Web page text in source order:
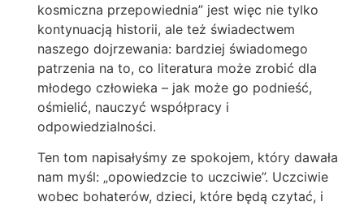
kosmiczna przepowiednia” jest więc nie tylko
kontynuacją historii, ale też świadectwem
naszego dojrzewania: bardziej świadomego
patrzenia na to, co literatura może zrobić dla
młodego człowieka – jak może go podnieść,
ośmielić, nauczyć współpracy i
odpowiedzialności.
Ten tom napisałyśmy ze spokojem, który dawała
nam myśl: „opowiedzcie to uczciwie”. Uczciwie
wobec bohaterów, dzieci, które będą czytać, i